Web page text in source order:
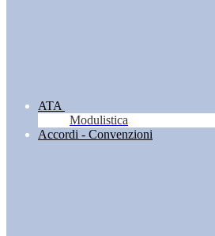
ATA
Modulistica
Accordi - Convenzioni